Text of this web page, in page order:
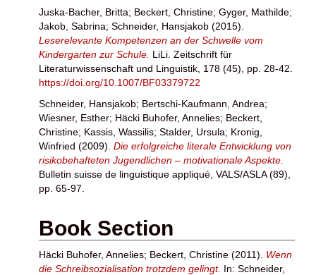
Juska-Bacher, Britta; Beckert, Christine; Gyger, Mathilde;
Jakob, Sabrina; Schneider, Hansjakob (2015).
Leserelevante Kompetenzen an der Schwelle vom
Kindergarten zur Schule. LiLi. Zeitschrift für
Literaturwissenschaft und Linguistik, 178 (45), pp. 28-42.
https://doi.org/10.1007/BF03379722
Schneider, Hansjakob; Bertschi-Kaufmann, Andrea;
Wiesner, Esther; Häcki Buhofer, Annelies; Beckert,
Christine; Kassis, Wassilis; Stalder, Ursula; Kronig,
Winfried (2009). Die erfolgreiche literale Entwicklung von
risikobehafteten Jugendlichen – motivationale Aspekte.
Bulletin suisse de linguistique appliqué, VALS/ASLA (89),
pp. 65-97.
Book Section
Häcki Buhofer, Annelies; Beckert, Christine (2011). Wenn
die Schreibsozialisation trotzdem gelingt. In: Schneider,